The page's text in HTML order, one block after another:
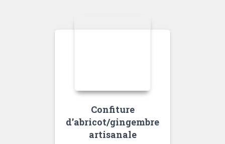
Confiture
d’abricot/gingembre
artisanale